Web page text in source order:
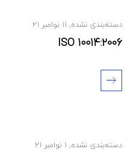
دسته‌بندی نشده, 11 نوامبر 21
ISO 10014:2006
دسته‌بندی نشده, 1 نوامبر 21